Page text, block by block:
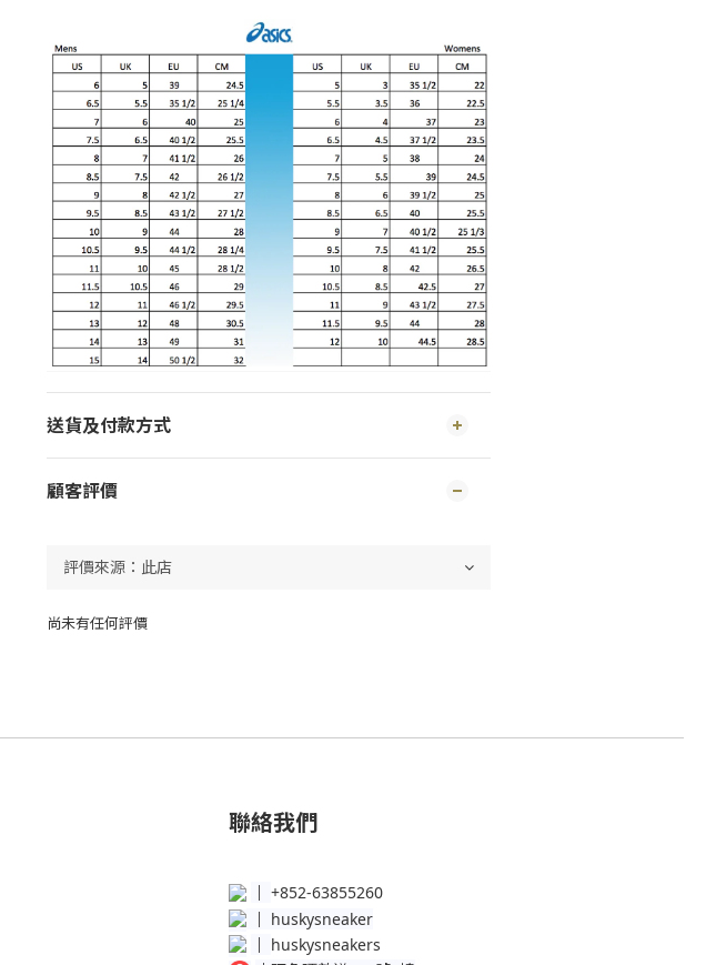
送貨及付款方式
顧客評價
尚未有任何評價
聯絡我們
+852-63855260
│ huskysneaker
│ huskysneakers